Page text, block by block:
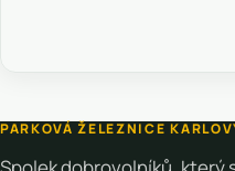
PARKOVÁ ŽELEZNICE